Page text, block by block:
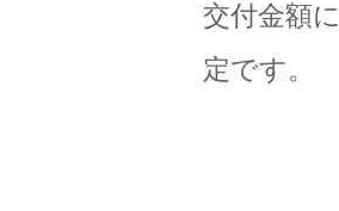
交付金額
定です。